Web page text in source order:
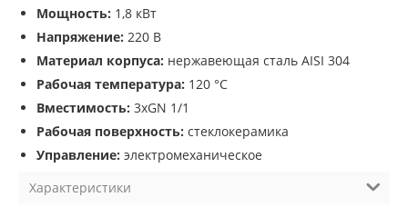
Мощность: 1,8 кВт
Напряжение: 220 В
Материал корпуса: нержавеющая сталь AISI 304
Рабочая температура: 120 °C
Вместимость: 3хGN 1/1
Рабочая поверхность: стеклокерамика
Управление: электромеханическое
Характеристики